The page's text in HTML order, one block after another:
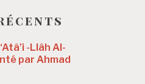
-Llâh Al-
par Ahmad